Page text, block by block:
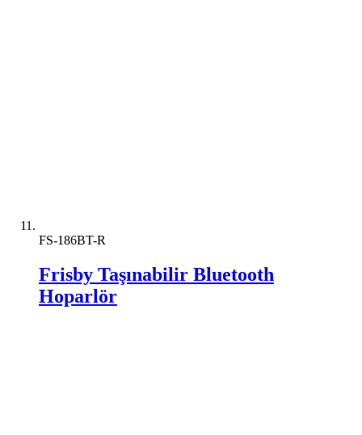
FS-186BT-R
Frisby Taşınabilir Bluetooth
Hoparlör